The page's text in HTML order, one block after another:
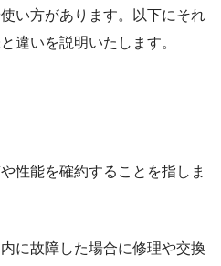
い方があります。以下にそれ
違いを説明いたします。
性能を確約することを指しま
に故障した場合に修理や交換